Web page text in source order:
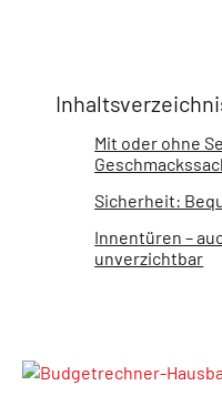
Mit oder ohne
Sicherheit:
Innentüren –
unverzichtbar